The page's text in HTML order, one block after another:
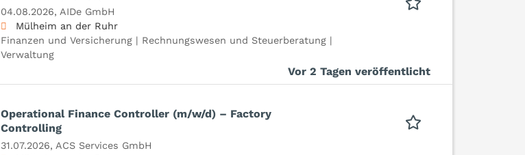
04.08.2026, AIDe GmbH
Mülheim an der Ruhr
Finanzen und Versicherung | Rechnungswesen und Steuerberatung |
Verwaltung
Vor 2 Tagen veröffentlicht
Operational Finance Controller (m/w/d) – Factory
Controlling
31.07.2026, ACS Services GmbH